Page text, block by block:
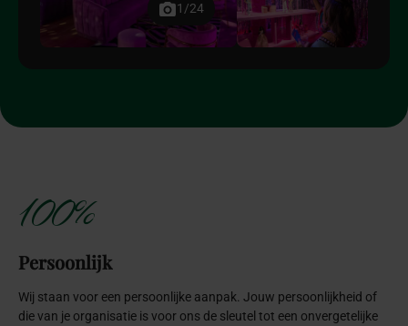
1/24
100%
Persoonlijk
Wij staan voor een persoonlijke aanpak. Jouw persoonlijkheid of
die van je organisatie is voor ons de sleutel tot een onvergetelijke